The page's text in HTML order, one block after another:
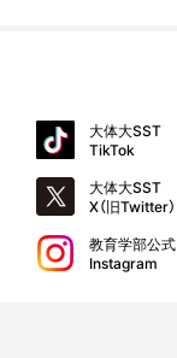
大体大SST
TikTok
大体大SST
X（旧Twitter）
教育学部公式
Instagram